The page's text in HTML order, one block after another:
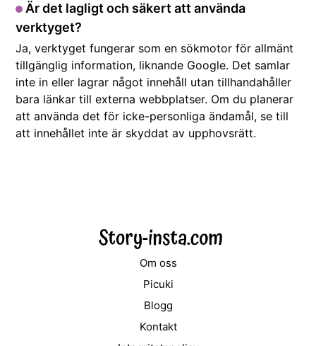
Är det lagligt och säkert att använda
verktyget?
Ja, verktyget fungerar som en sökmotor för allmänt
tillgänglig information, liknande Google. Det samlar
inte in eller lagrar något innehåll utan tillhandahåller
bara länkar till externa webbplatser. Om du planerar
att använda det för icke-personliga ändamål, se till
att innehållet inte är skyddat av upphovsrätt.
Om oss
Picuki
Blogg
Kontakt